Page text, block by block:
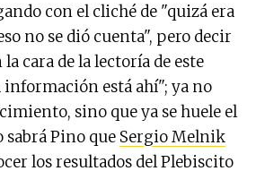
con el cliché de "quizá era
no se dió cuenta", pero decir
la cara de la lectoría de este
información está ahí"; ya no
sino que ya se huele el
sabrá Pino que Sergio Melnik
los resultados del Plebiscito